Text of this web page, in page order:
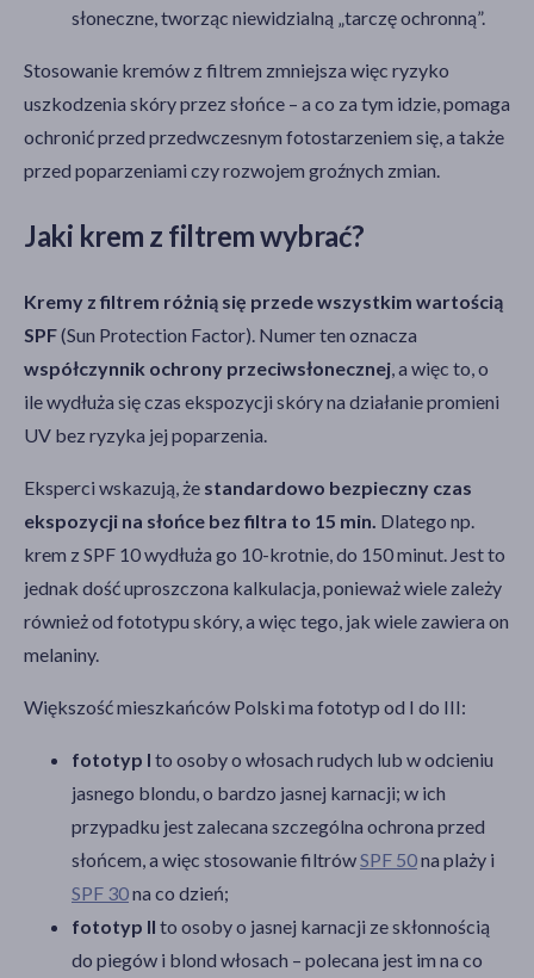
słoneczne, tworząc niewidzialną „tarczę ochronną”.
Stosowanie kremów z filtrem zmniejsza więc ryzyko
uszkodzenia skóry przez słońce – a co za tym idzie, pomaga
ochronić przed przedwczesnym fotostarzeniem się, a także
przed poparzeniami czy rozwojem groźnych zmian.
Jaki krem z filtrem wybrać?
Kremy z filtrem różnią się przede wszystkim wartością
SPF(Sun Protection Factor). Numer ten oznacza
współczynnik ochrony przeciwsłonecznej, a więc to, o
ile wydłuża się czas ekspozycji skóry na działanie promieni
UV bez ryzyka jej poparzenia.
Eksperci wskazują, że standardowo bezpieczny czas
ekspozycji na słońce bez filtra to 15 min. Dlatego np.
krem z SPF 10 wydłuża go 10-krotnie, do 150 minut. Jest to
jednak dość uproszczona kalkulacja, ponieważ wiele zależy
również od fototypu skóry, a więc tego, jak wiele zawiera on
melaniny.
Większość mieszkańców Polski ma fototyp od I do III:
fototyp I to osoby o włosach rudych lub w odcieniu
jasnego blondu, o bardzo jasnej karnacji; w ich
przypadku jest zalecana szczególna ochrona przed
słońcem, a więc stosowanie filtrówSPF 50na plaży i
SPF 30na co dzień;
fototyp II to osoby o jasnej karnacji ze skłonnością
do piegów i blond włosach – polecana jest im na co